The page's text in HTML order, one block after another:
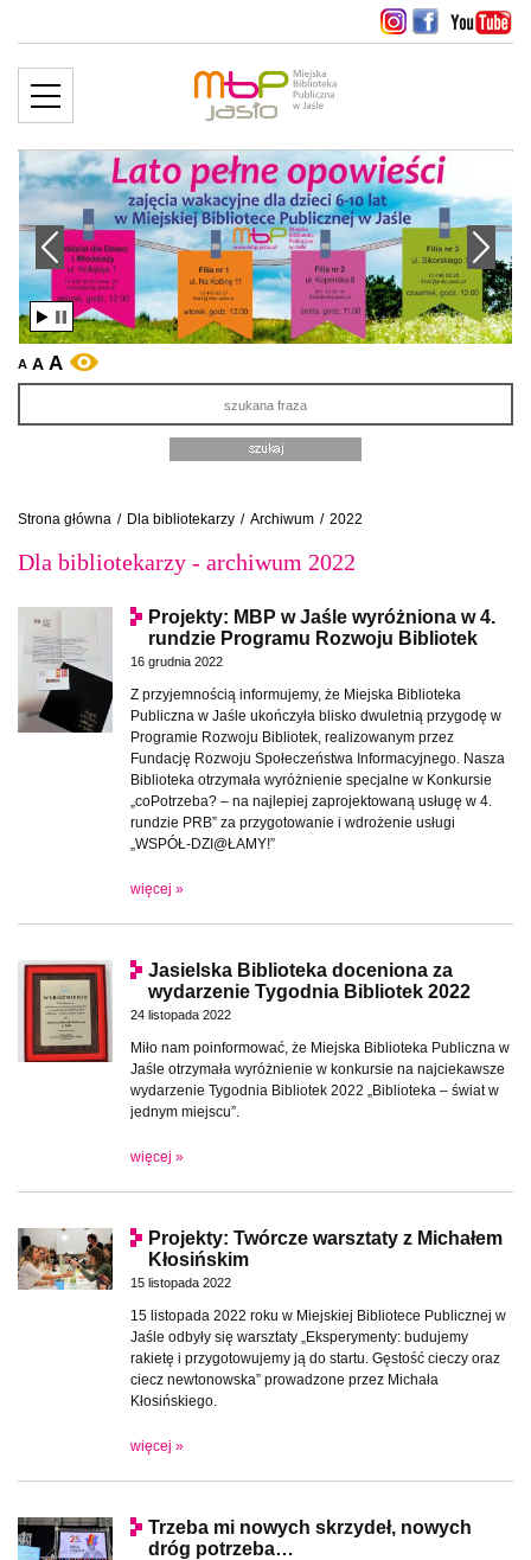
MENU
slajd Następny slajd
A A A WERSJA KONTRASTOWA
Strona główna / Dla bibliotekarzy / Archiwum / 2022
Dla bibliotekarzy - archiwum 2022
Projekty: MBP w Jaśle wyróżniona w 4.
rundzie Programu Rozwoju Bibliotek
16 grudnia 2022
Z przyjemnością informujemy, że Miejska Biblioteka
Publiczna w Jaśle ukończyła blisko dwuletnią przygodę w
Programie Rozwoju Bibliotek, realizowanym przez
Fundację Rozwoju Społeczeństwa Informacyjnego. Nasza
Biblioteka otrzymała wyróżnienie specjalne w Konkursie
„coPotrzeba? – na najlepiej zaprojektowaną usługę w 4.
rundzie PRB” za przygotowanie i wdrożenie usługi
„WSPÓŁ-DZI@ŁAMY!”
więcej »
Jasielska Biblioteka doceniona za
wydarzenie Tygodnia Bibliotek 2022
24 listopada 2022
Miło nam poinformować, że Miejska Biblioteka Publiczna w
Jaśle otrzymała wyróżnienie w konkursie na najciekawsze
wydarzenie Tygodnia Bibliotek 2022 „Biblioteka – świat w
jednym miejscu”.
więcej »
Projekty: Twórcze warsztaty z Michałem
Kłosińskim
15 listopada 2022
15 listopada 2022 roku w Miejskiej Bibliotece Publicznej w
Jaśle odbyły się warsztaty „Eksperymenty: budujemy
rakietę i przygotowujemy ją do startu. Gęstość cieczy oraz
ciecz newtonowska” prowadzone przez Michała
Kłosińskiego.
więcej »
Trzeba mi nowych skrzydeł, nowych
dróg potrzeba…